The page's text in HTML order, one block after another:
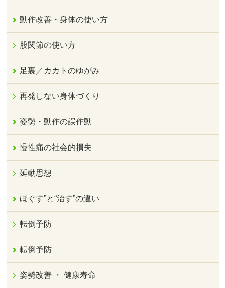
動作改善・身体の使い方
股関節の使い方
足裏／カカトのゆがみ
再発しない身体づくり
姿勢・動作の誤作動
慢性痛の社会的損失
延動思想
ほぐす”と“治す”の違い
転倒予防
転倒予防
姿勢改善 ・ 健康寿命